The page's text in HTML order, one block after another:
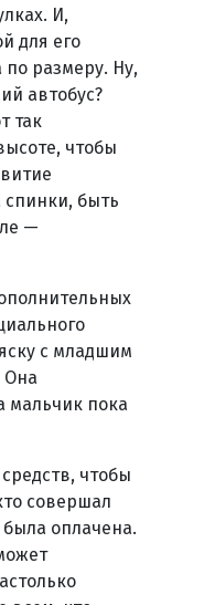
И,
для его
по размеру. Ну,
автобус?
так
чтобы
спинки, быть
—
с младшим
Она
мальчик пока
чтобы
совершал
была оплачена.